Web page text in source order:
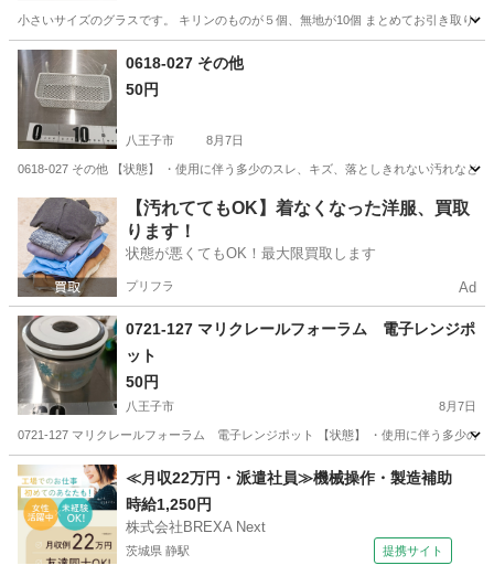
小さいサイズのグラスです。 キリンのものが５個、無地が10個 まとめてお引き取り
東京 食器
0618-027 その他
50円
八王子市 8月7日
0618-027 その他 【状態】 ・使用に伴う多少のスレ、キズ、落としきれない汚れな
東京 八王子市 その他 現地
【汚れててもOK】着なくなった洋服、買取
ります！
状態が悪くてもOK！最大限買取します
プリフラ Ad
0721-127 マリクレールフォーラム 電子レンジポ
ット
50円
八王子市 8月7日
0721-127 マリクレールフォーラム 電子レンジポット 【状態】 ・使用に伴う多少の
八王子市 家庭用品 ポット
≪月収22万円・派遣社員≫機械操作・製造補助
時給1,250円
株式会社BREXA Next
茨城県 静駅 提携サイト